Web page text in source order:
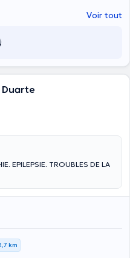
Voir tout
EPILEPSIE. TROUBLES DE LA
km